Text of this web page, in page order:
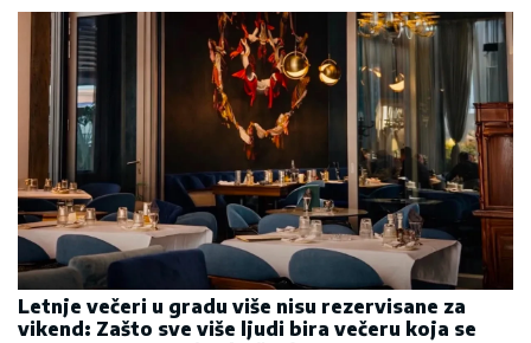
Letnje večeri u gradu više nisu rezervisane za
vikend: Zašto sve više ljudi bira večeru koja se